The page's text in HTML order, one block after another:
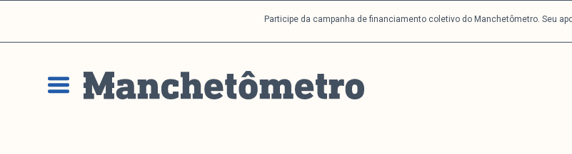
Participe da campanha de financiamento coletivo do Manchetômetro. Seu